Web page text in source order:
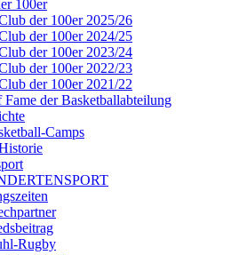
100er
der 100er 2025/26
der 100er 2024/25
der 100er 2023/24
der 100er 2022/23
der 100er 2021/22
der Basketballabteilung
Camps
Rugby